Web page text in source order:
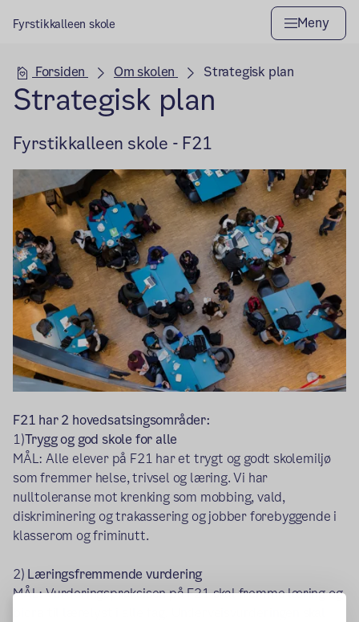
Fyrstikkalleen skole Meny
Hovedseksjon
Forsiden Om skolen Strategisk plan
Strategisk plan
Fyrstikkalleen skole - F21
F21 har 2 hovedsatsingsområder:
1)Trygg og god skole for alle
MÅL: Alle elever på F21 har et trygt og godt skolemiljø
som fremmer helse, trivsel og læring. Vi har
nulltoleranse mot krenking som mobbing, vald,
diskriminering og trakassering og jobber forebyggende i
klasserom og friminutt.
2) Læringsfremmende vurdering
MÅL: Vurderingspraksisen på F21 skal fremme læring og